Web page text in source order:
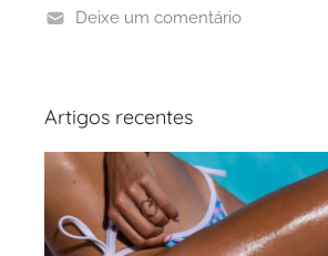
Deixe um comentário
Artigos recentes